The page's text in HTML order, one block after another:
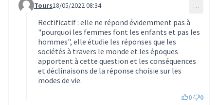
Commentaire 737 (réponse au commentaire 736)
Tours18/05/2022 08:34 …
Rectificatif : elle ne répond évidemment pas à
"pourquoi les femmes font les enfants et pas les
hommes", elle étudie les réponses que les
sociétés à travers le monde et les époques
apportent à cette question et les conséquences
et déclinaisons de la réponse choisie sur les
modes de vie.
0 0